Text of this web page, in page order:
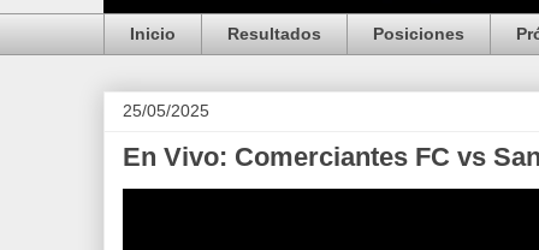
Inicio Resultados Posiciones
25/05/2025
En Vivo: Comerciantes FC vs